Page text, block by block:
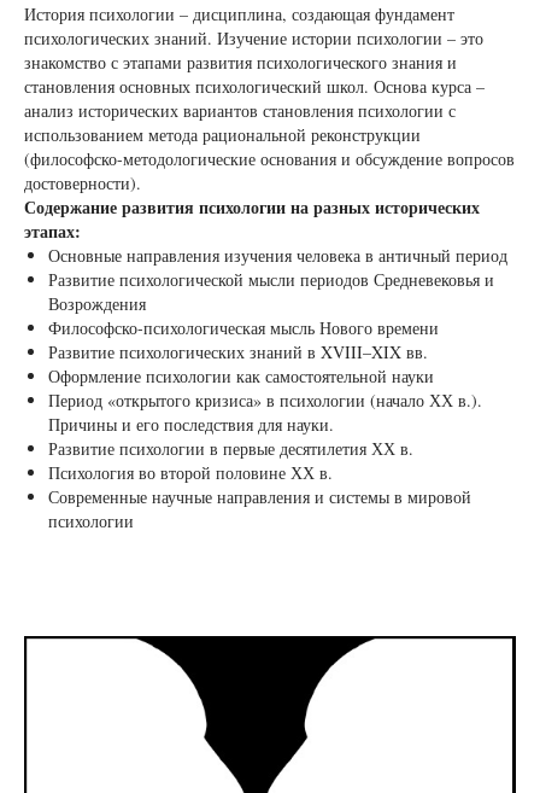
История психологии – дисциплина, создающая фундамент
психологических знаний. Изучение истории психологии – это
знакомство с этапами развития психологического знания и
становления основных психологический школ. Основа курса –
анализ исторических вариантов становления психологии с
использованием метода рациональной реконструкции
(философско-методологические основания и обсуждение вопросов
достоверности).
Содержание развития психологии на разных исторических
этапах:
Основные направления изучения человека в античный период
Развитие психологической мысли периодов Средневековья и
Возрождения
Философско-психологическая мысль Нового времени
Развитие психологических знаний в XVIII–XIX вв.
Оформление психологии как самостоятельной науки
Период «открытого кризиса» в психологии (начало ХХ в.).
Причины и его последствия для науки.
Развитие психологии в первые десятилетия ХХ в.
Психология во второй половине ХХ в.
Современные научные направления и системы в мировой
психологии